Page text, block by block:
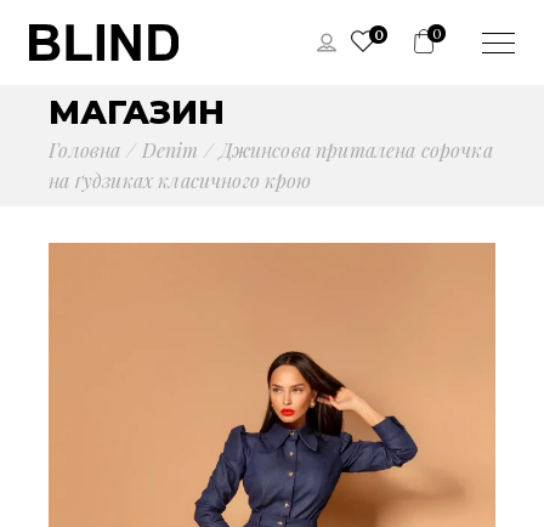
0 0
МАГАЗИН
Головна Denim
Джинсова приталена сорочка
на ґудзиках класичного крою